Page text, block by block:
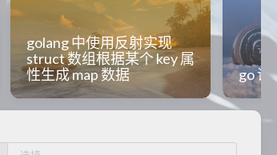
golang 中使用反射实现
struct 数组根据某个 key 属
性生成 map 数据
go 语